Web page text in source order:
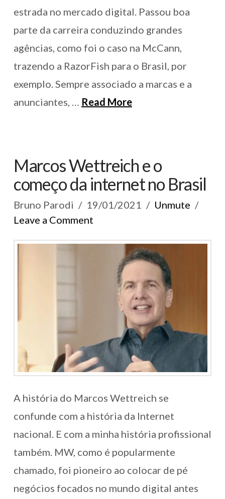
estrada no mercado digital. Passou boa
parte da carreira conduzindo grandes
agências, como foi o caso na McCann,
trazendo a RazorFish para o Brasil, por
exemplo. Sempre associado a marcas e a
anunciantes, … Read More
Marcos Wettreich e o
começo da internet no Brasil
Bruno Parodi 19/01/2021
Unmute
Leave a Comment
A história do Marcos Wettreich se
confunde com a história da Internet
nacional. E com a minha história profissional
também. MW, como é popularmente
chamado, foi pioneiro ao colocar de pé
negócios focados no mundo digital antes